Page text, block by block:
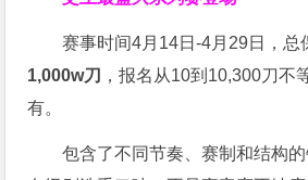
赛事时间4月14日-4月29日，总
1,000w刀 ，报名从10到10,300刀不
有。
包含了不同节奏、赛制和结构